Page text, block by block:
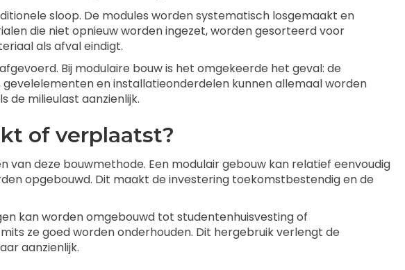
sloop. De modules worden systematisch losgemaakt en
die niet opnieuw worden ingezet, worden gesorteerd voor
als afval eindigt.
Bij modulaire bouw is het omgekeerde het geval: de
en installatieonderdelen kunnen allemaal worden
de milieulast aanzienlijk.
of verplaatst?
deze bouwmethode. Een modulair gebouw kan relatief eenvoudig
opgebouwd. Dit maakt de investering toekomstbestendig en de
kan worden omgebouwd tot studentenhuisvesting of
ze goed worden onderhouden. Dit hergebruik verlengt de
aanzienlijk.